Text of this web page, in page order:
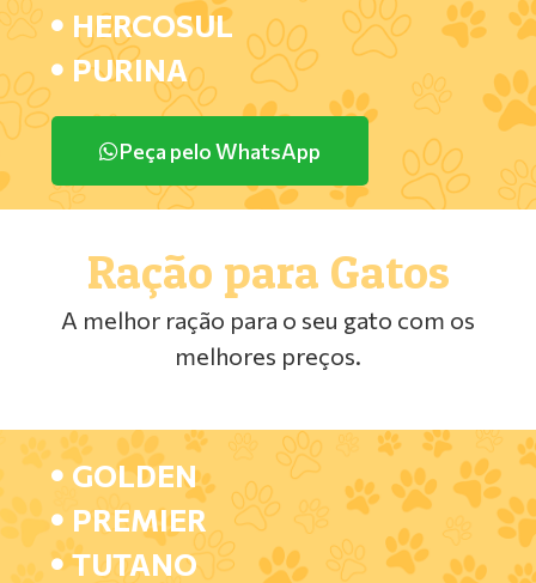
HERCOSUL
PURINA
Peça pelo WhatsApp
Ração para Gatos
A melhor ração para o seu gato com os
melhores preços.
GOLDEN
PREMIER
TUTANO